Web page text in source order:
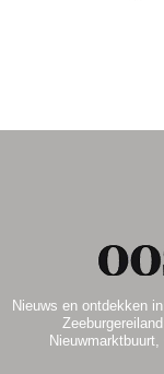
Nieuws en ontdekken